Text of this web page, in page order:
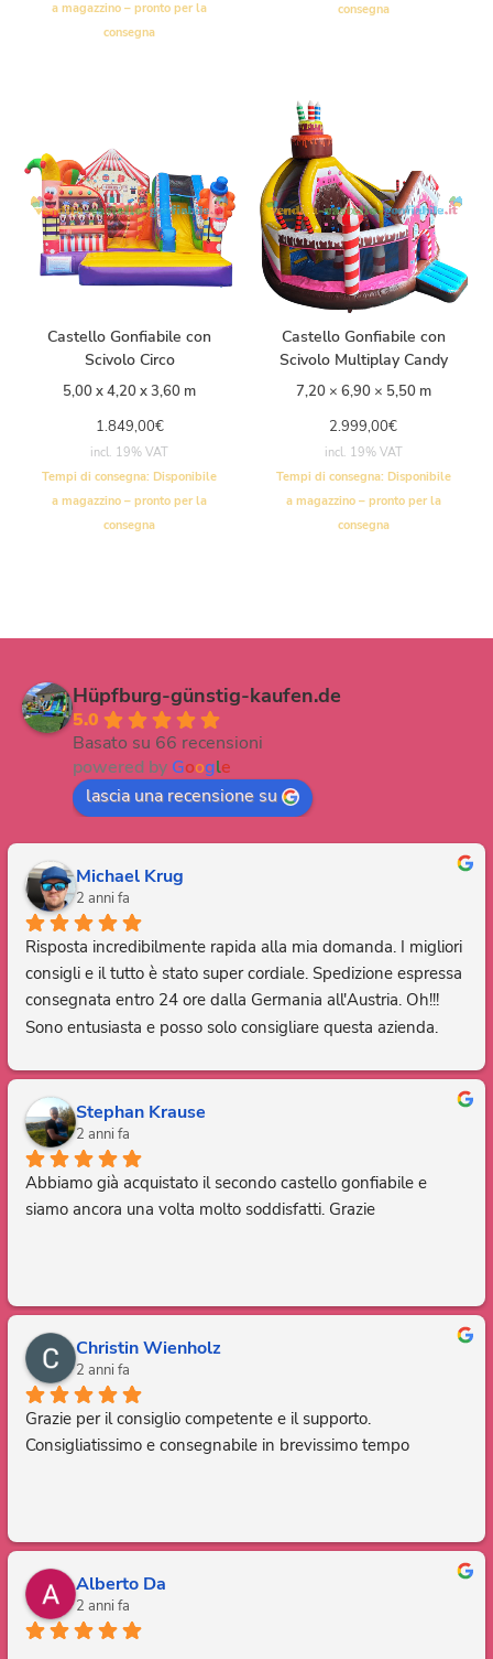
a magazzino – pronto per la
consegna
consegna
Castello Gonfiabile con
Scivolo Circo
5,00 x 4,20 x 3,60 m
1.849,00€
incl. 19% VAT
Tempi di consegna: Disponibile
a magazzino – pronto per la
consegna
Castello Gonfiabile con
Scivolo Multiplay Candy
7,20 × 6,90 × 5,50 m
2.999,00€
incl. 19% VAT
Tempi di consegna: Disponibile
a magazzino – pronto per la
consegna
Hüpfburg-günstig-kaufen.de
5.0
Basato su 66 recensioni
powered by Google
lascia una recensione su
Michael Krug
2 anni fa
Risposta incredibilmente rapida alla mia domanda. I migliori
consigli e il tutto è stato super cordiale. Spedizione espressa
consegnata entro 24 ore dalla Germania all'Austria. Oh!!!
Sono entusiasta e posso solo consigliare questa azienda.
Stephan Krause
2 anni fa
Abbiamo già acquistato il secondo castello gonfiabile e
siamo ancora una volta molto soddisfatti. Grazie
Christin Wienholz
2 anni fa
Grazie per il consiglio competente e il supporto.
Consigliatissimo e consegnabile in brevissimo tempo
Alberto Da
2 anni fa